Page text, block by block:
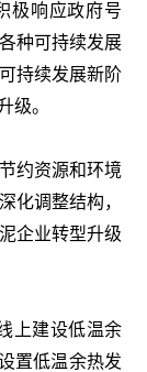
极响应政府号
种可持续发展
持续发展新阶
级。
约资源和环境
化调整结构，
企业转型升级
上建设低温余
置低温余热发